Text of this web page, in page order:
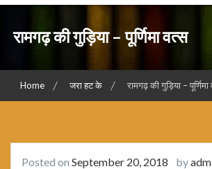
रामगढ़ की गुड़िया – पूर्णिमा वत्स
Home जरा हट के रामगढ़ की गुड़िया – पूर्णिमा
Posted on September 20, 2018 by